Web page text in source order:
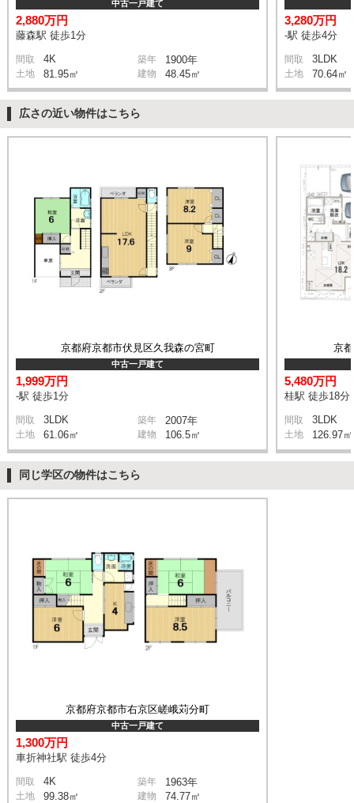
中古一戸建て
2,880万円
藤森駅 徒歩1分
間取 4K 築年 1900年
土地 81.95㎡ 建物 48.45㎡
3,280万円
-駅 徒歩4分
間取 3LDK
土地 70.64㎡
広さの近い物件はこちら
京都府京都市伏見区久我森の宮町
中古一戸建て
1,999万円
-駅 徒歩1分
間取 3LDK 築年 2007年
土地 61.06㎡ 建物 106.5㎡
京
5,480万円
桂駅 徒歩18分
間取 3LDK
土地 126.97㎡
同じ学区の物件はこちら
京都府京都市右京区嵯峨苅分町
中古一戸建て
1,300万円
車折神社駅 徒歩4分
間取 4K 築年 1963年
土地 99.38㎡ 建物 74.77㎡